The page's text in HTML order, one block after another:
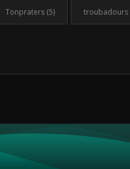
Tonpraters (5) troubadours